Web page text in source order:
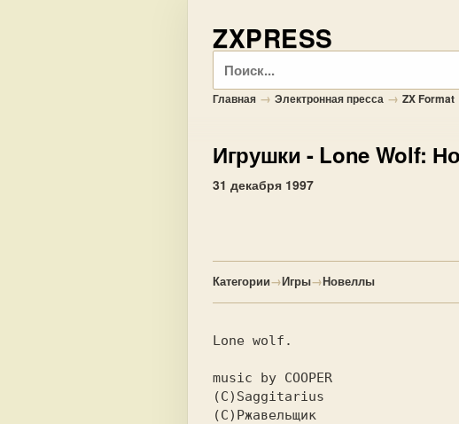
ZXPRESS
Поиск
Главная → Электронная пресса → ZX Format
Игрушки - Lone Wolf:
31 декабря 1997
Категории→Игры→Новеллы
Lone wolf.
music by COOPER
(C)Saggitarius
(C)Ржавельщик